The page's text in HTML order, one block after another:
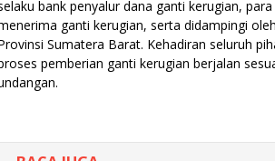
bank penyalur dana ganti kerugian,
ganti kerugian, serta didampingi
Sumatera Barat. Kehadiran seluruh
pemberian ganti kerugian berjalan